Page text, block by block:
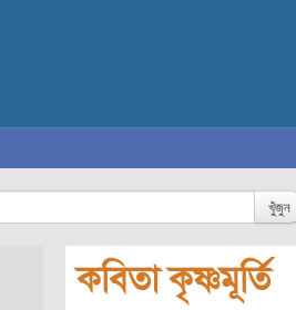
খুঁজুন
কবিতা কৃষ্ণমূর্তি